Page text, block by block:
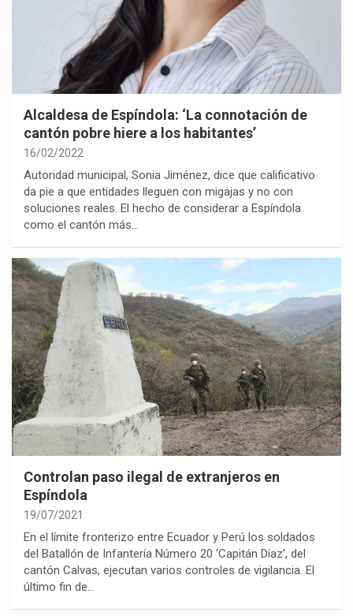
Alcaldesa de Espíndola: ‘La connotación de
cantón pobre hiere a los habitantes’
16/02/2022
Autoridad municipal, Sonia Jiménez, dice que calificativo
da pie a que entidades lleguen con migajas y no con
soluciones reales. El hecho de considerar a Espíndola
como el cantón más…
Controlan paso ilegal de extranjeros en
Espíndola
19/07/2021
En el límite fronterizo entre Ecuador y Perú los soldados
del Batallón de Infantería Número 20 ‘Capitán Díaz’, del
cantón Calvas, ejecutan varios controles de vigilancia. El
último fin de…